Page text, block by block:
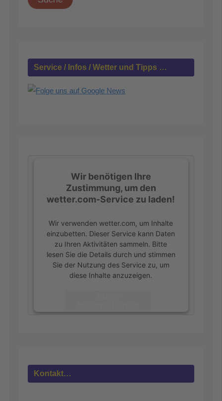
h
:
Service / Infos / Wetter und Tipps …
Wir benötigen Ihre
Zustimmung, um den
wetter.com-Service zu laden!
Wir verwenden wetter.com, um Inhalte
einzubetten. Dieser Service kann Daten
zu Ihren Aktivitäten sammeln. Bitte
lesen Sie die Details durch und stimmen
Sie der Nutzung des Service zu, um
diese Inhalte anzuzeigen.
Kontakt…